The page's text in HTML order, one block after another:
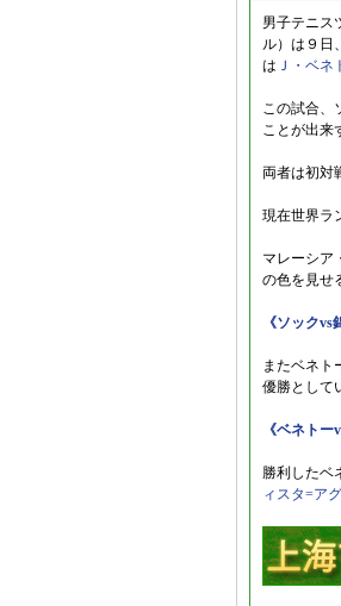
男子テニス
ル）は９日
は Ｊ・ベネ
この試合、
ことが出来
両者は初対
現在世界ラ
マレーシア
の色を見せ
《ソック
またベネト
優勝として
《ベネト
勝利したベ
ィスタ=ア